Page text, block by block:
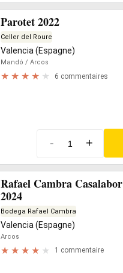
Parotet 2022
Celler del Roure
Valencia (Espagne)
Mandó / Arcos
6 commentaires
- +
Rafael Cambra Casalabor
2024
Bodega Rafael Cambra
Valencia (Espagne)
Arcos
1 commentaire